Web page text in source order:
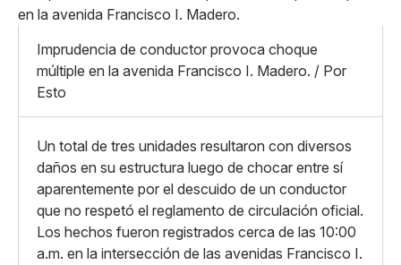
Linkedin
X
Whatsapp
Copiar enlace
Pequeño
Mediano
Grande
Imprudencia de conductor provoca choque
múltiple en la avenida Francisco I. Madero. / Por
Esto
Un total de tres unidades resultaron con diversos
daños en su estructura luego de chocar entre sí
aparentemente por el descuido de un conductor
que no respetó el reglamento de circulación oficial.
Los hechos fueron registrados cerca de las 10:00
a.m. en la intersección de las avenidas Francisco I.